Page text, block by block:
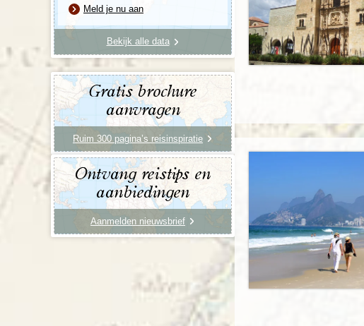
Meld je nu aan
Bekijk alle data
Gratis brochure
aanvragen
Ruim 300 pagina’s reisinspiratie
Ontvang reistips en
aanbiedingen
Aanmelden nieuwsbrief